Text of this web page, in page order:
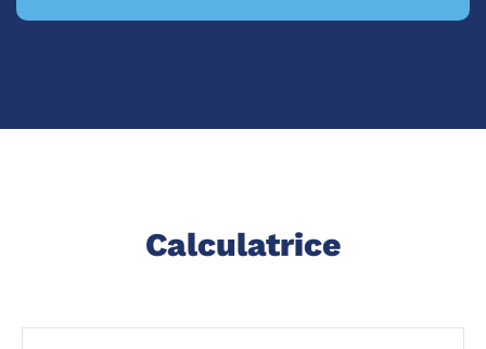
Calculatrice